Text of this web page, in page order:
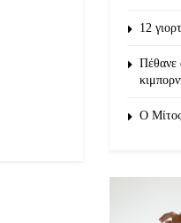
12
Πέθανε
O